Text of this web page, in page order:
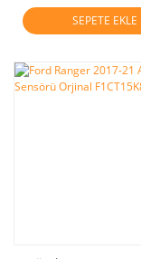
SEPETE EKLE